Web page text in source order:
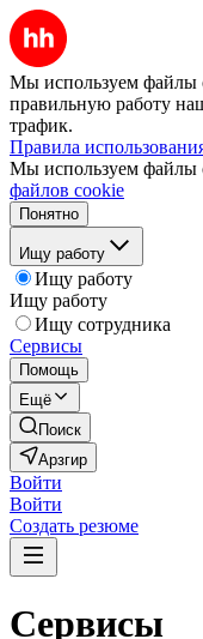
Мы используем файлы
правильную работу
трафик.
Правила
Мы используем файлы
файлов cookie
Понятно
Ищу работу
Ищу работу
Ищу работу
Ищу сотрудника
Сервисы
Помощь
Ещё
Поиск
Арзгир
Войти
Войти
Создать резюме
Сервисы